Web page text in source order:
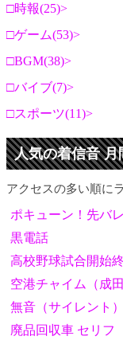
時報(25)
ゲーム(53)
BGM(38)
バイブ(7)
スポーツ(11)
人気の着信音 月
アクセスの多い順に
ポキューン！先バ
黒電話
高校野球試合開始
空港チャイム（成田
無音（サイレント）
廃品回収車 セリフ